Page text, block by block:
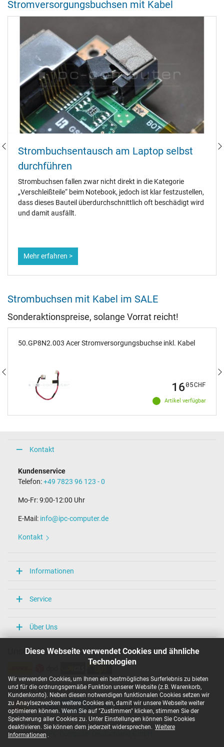
Diese Webseite verwendet Cookies und ähnliche
Technologien
Wir verwenden Cookies, um Ihnen ein bestmögliches Surferlebnis zu bieten
und für die ordnungsgemäße Funktion unserer Website (z.B. Warenkorb,
Kundenkonto). Neben diesen notwendigen funktionalen Cookies setzen wir
zu Anaylsezwecken weitere Cookies ein, damit wir unsere Webseite weiter
optimieren können. Wenn Sie auf "Zustimmen" klicken, stimmen Sie der
Speicherung aller Cookies zu. Unter Einstellungen können Sie Cookies
deaktivieren. Sie können dem jederzeit widersprechen. Weitere
Informationen .
Stromversorgungsbuchsen mit Kabel
Strombuchsentausch am Laptop selbst
durchführen
Strombuchsen fallen zwar nicht direkt in die Kategorie
„Verschleißteile“ beim Notebook, jedoch ist klar festzustellen,
dass dieses Bauteil überdurchschnittlich oft beschädigt wird
und damit ausfällt.
Mehr erfahren >
Strombuchsen mit Kabel im SALE
Sonderaktionspreise, solange Vorrat reicht!
50.GP8N2.003 Acer Stromversorgungsbuchse inkl. Kabel
Artikel verfügbar
1605CHF
Kontakt
Kundenservice
Telefon:+49 7823 96 123 - 0
Mo-Fr: 9:00-12:00 Uhr
E-Mail: info@ipc-computer.de
Kontakt
Informationen
Service
Über Uns
Unsere Versandarten
Unsere Zahlarten
Copyright ©